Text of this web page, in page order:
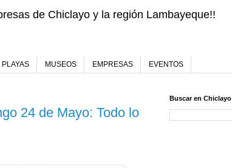
de Chiclayo y la región Lambayeque!!
PLAYAS MUSEOS EMPRESAS EVENTOS
24 de Mayo: Todo lo
Buscar en Chiclayo